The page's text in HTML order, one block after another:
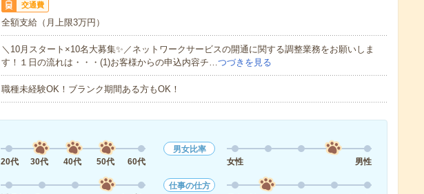
交通費
全額支給（月上限3万円）
＼10月スタート×10名大募集✨／ネットワークサービスの開通に関する調整業務をお願いしま
す！１日の流れは・・・(1)お客様からの申込内容チ…つづきを見る
職種未経験OK！ブランク期間ある方もOK！
20代
30代 40代 50代 60代
男女比率
女性
男性
仕事の仕方